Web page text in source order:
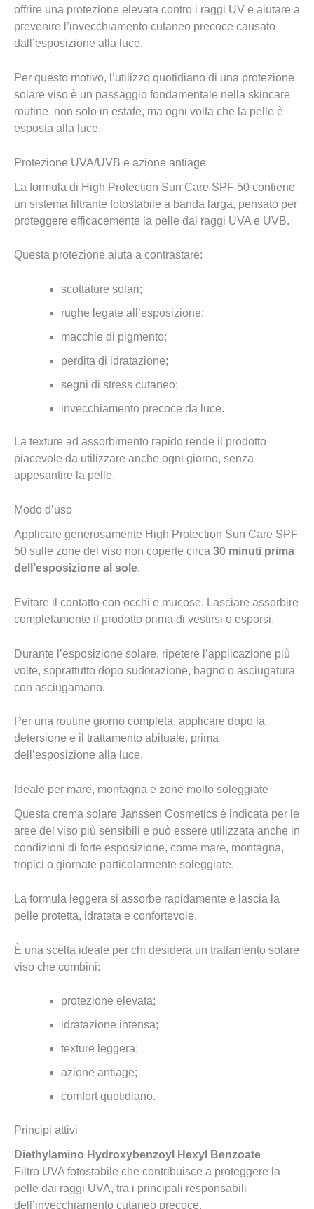
offrire una protezione elevata contro i raggi UV e aiutare a
prevenire l’invecchiamento cutaneo precoce causato
dall’esposizione alla luce.
Per questo motivo, l’utilizzo quotidiano di una protezione
solare viso è un passaggio fondamentale nella skincare
routine, non solo in estate, ma ogni volta che la pelle è
esposta alla luce.
Protezione UVA/UVB e azione antiage
La formula di High Protection Sun Care SPF 50 contiene
un sistema filtrante fotostabile a banda larga, pensato per
proteggere efficacemente la pelle dai raggi UVA e UVB.
Questa protezione aiuta a contrastare:
scottature solari;
rughe legate all’esposizione;
macchie di pigmento;
perdita di idratazione;
segni di stress cutaneo;
invecchiamento precoce da luce.
La texture ad assorbimento rapido rende il prodotto
piacevole da utilizzare anche ogni giorno, senza
appesantire la pelle.
Modo d’uso
Applicare generosamente High Protection Sun Care SPF
50 sulle zone del viso non coperte circa 30 minuti prima
dell’esposizione al sole.
Evitare il contatto con occhi e mucose. Lasciare assorbire
completamente il prodotto prima di vestirsi o esporsi.
Durante l’esposizione solare, ripetere l’applicazione più
volte, soprattutto dopo sudorazione, bagno o asciugatura
con asciugamano.
Per una routine giorno completa, applicare dopo la
detersione e il trattamento abituale, prima
dell’esposizione alla luce.
Ideale per mare, montagna e zone molto soleggiate
Questa crema solare Janssen Cosmetics è indicata per le
aree del viso più sensibili e può essere utilizzata anche in
condizioni di forte esposizione, come mare, montagna,
tropici o giornate particolarmente soleggiate.
La formula leggera si assorbe rapidamente e lascia la
pelle protetta, idratata e confortevole.
È una scelta ideale per chi desidera un trattamento solare
viso che combini:
protezione elevata;
idratazione intensa;
texture leggera;
azione antiage;
comfort quotidiano.
Principi attivi
Diethylamino Hydroxybenzoyl Hexyl Benzoate
Filtro UVA fotostabile che contribuisce a proteggere la
pelle dai raggi UVA, tra i principali responsabili
dell’invecchiamento cutaneo precoce.